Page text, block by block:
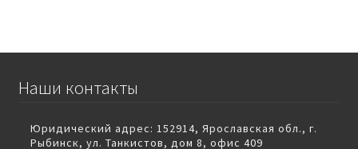
Наши контакты
Юридический адрес: 152914, Ярославская обл., г.
Рыбинск, ул. Танкистов, дом 8, офис 409